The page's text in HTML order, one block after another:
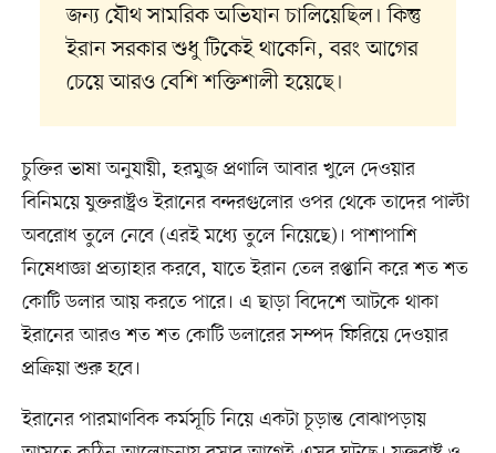
জন্য যৌথ সামরিক অভিযান চালিয়েছিল। কিন্তু
ইরান সরকার শুধু টিকেই থাকেনি, বরং আগের
চেয়ে আরও বেশি শক্তিশালী হয়েছে।
চুক্তির ভাষা অনুযায়ী, হরমুজ প্রণালি আবার খুলে দেওয়ার
বিনিময়ে যুক্তরাষ্ট্রও ইরানের বন্দরগুলোর ওপর থেকে তাদের পাল্টা
অবরোধ তুলে নেবে (এরই মধ্যে তুলে নিয়েছে)। পাশাপাশি
নিষেধাজ্ঞা প্রত্যাহার করবে, যাতে ইরান তেল রপ্তানি করে শত শত
কোটি ডলার আয় করতে পারে। এ ছাড়া বিদেশে আটকে থাকা
ইরানের আরও শত শত কোটি ডলারের সম্পদ ফিরিয়ে দেওয়ার
প্রক্রিয়া শুরু হবে।
ইরানের পারমাণবিক কর্মসূচি নিয়ে একটা চূড়ান্ত বোঝাপড়ায়